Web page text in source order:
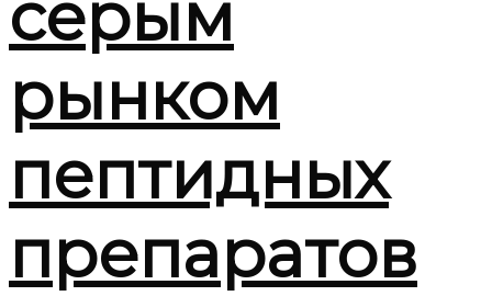
серым
рынком
пептидных
препаратов